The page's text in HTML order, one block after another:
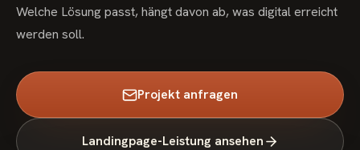
Welche Lösung passt, hängt davon ab, was digital erreicht
werden soll.
Projekt anfragen
Landingpage-Leistung ansehen